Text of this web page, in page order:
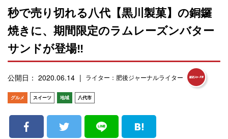
秒で売り切れる八代【黒川製菓】の銅鑼
焼きに、期間限定のラムレーズンバター
サンドが登場‼︎
公開日： 2020.06.14 ライター：肥後ジャーナルライター
グルメ スイーツ 地域 八代市